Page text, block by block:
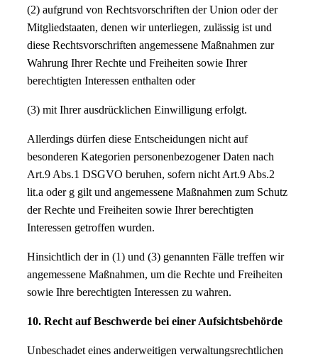
(2) aufgrund von Rechtsvorschriften der Union oder der
Mitgliedstaaten, denen wir unterliegen, zulässig ist und
diese Rechtsvorschriften angemessene Maßnahmen zur
Wahrung Ihrer Rechte und Freiheiten sowie Ihrer
berechtigten Interessen enthalten oder
(3) mit Ihrer ausdrücklichen Einwilligung erfolgt.
Allerdings dürfen diese Entscheidungen nicht auf
besonderen Kategorien personenbezogener Daten nach
Art.9 Abs.1 DSGVO beruhen, sofern nicht Art.9 Abs.2
lit.a oder g gilt und angemessene Maßnahmen zum Schutz
der Rechte und Freiheiten sowie Ihrer berechtigten
Interessen getroffen wurden.
Hinsichtlich der in (1) und (3) genannten Fälle treffen wir
angemessene Maßnahmen, um die Rechte und Freiheiten
sowie Ihre berechtigten Interessen zu wahren.
10. Recht auf Beschwerde bei einer Aufsichtsbehörde
Unbeschadet eines anderweitigen verwaltungsrechtlichen